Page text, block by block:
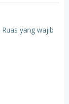
Ruas yang wajib